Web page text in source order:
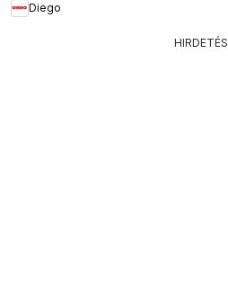
Diego
HIRDETÉS